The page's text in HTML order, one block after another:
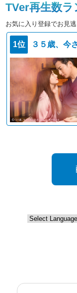
TVer再生数
お気に入り登録でお見
1位